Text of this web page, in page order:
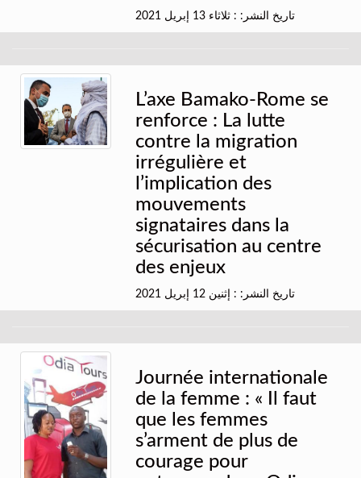
تاريخ النشر: : ثلاثاء 13 إبريل 2021
L’axe Bamako-Rome se
renforce : La lutte
contre la migration
irrégulière et
l’implication des
mouvements
signataires dans la
sécurisation au centre
des enjeux
تاريخ النشر: : إثنين 12 إبريل 2021
Journée internationale
de la femme : « Il faut
que les femmes
s’arment de plus de
courage pour